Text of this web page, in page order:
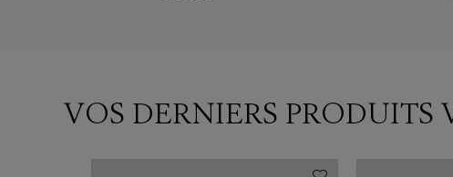
VOS DERNIERS PRODUITS